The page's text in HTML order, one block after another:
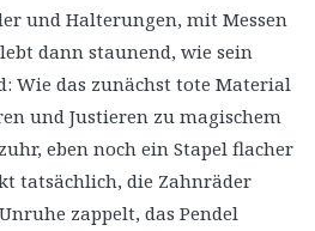
und Halterungen, mit Messen
dann staunend, wie sein
Wie das zunächst tote Material
und Justieren zu magischem
eben noch ein Stapel flacher
tatsächlich, die Zahnräder
zappelt, das Pendel